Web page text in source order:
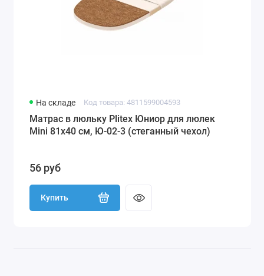
На складе Код товара: 4811599004593
Матрас в люльку Plitex Юниор для люлек
Mini 81х40 см, Ю-02-3 (стеганный чехол)
56 руб
Купить